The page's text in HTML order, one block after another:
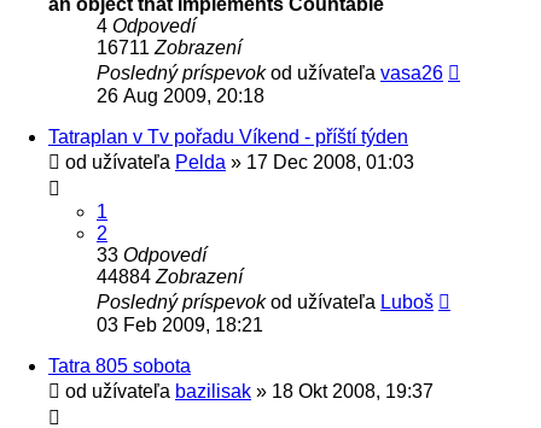
4 Odpovedí
16711 Zobrazení
Posledný príspevokod užívateľa vasa26
26 Aug 2009, 20:18
Tatraplan v Tv pořadu Víkend - příští týden
od užívateľa Pelda » 17 Dec 2008, 01:03
1
2
33 Odpovedí
44884 Zobrazení
Posledný príspevokod užívateľa Luboš
03 Feb 2009, 18:21
Tatra 805 sobota
od užívateľa bazilisak » 18 Okt 2008, 19:37